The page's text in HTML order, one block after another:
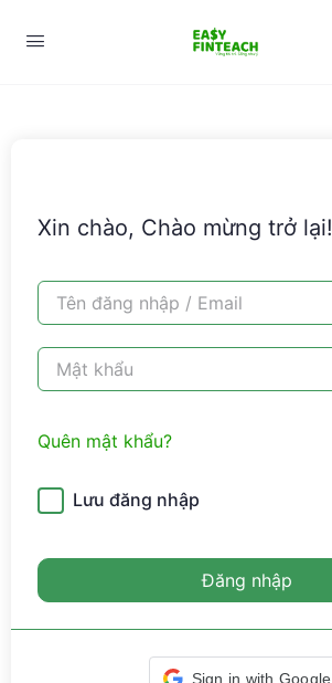
Xin chào, Chào mừng trở lại!
Quên mật khẩu?
Lưu đăng nhập
Đăng nhập
Sign in with Google